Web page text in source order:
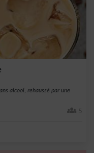
alcool, rehaussé par une
5